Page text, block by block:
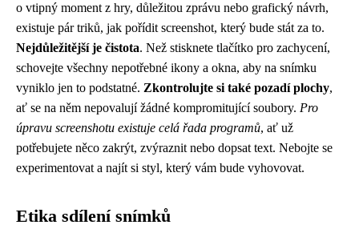
o vtipný moment z hry, důležitou zprávu nebo grafický návrh,
existuje pár triků, jak pořídit screenshot, který bude stát za to.
Nejdůležitější je čistota. Než stisknete tlačítko pro zachycení,
schovejte všechny nepotřebné ikony a okna, aby na snímku
vyniklo jen to podstatné. Zkontrolujte si také pozadí plochy,
ať se na něm nepovalují žádné kompromitující soubory. Pro
úpravu screenshotu existuje celá řada programů, ať už
potřebujete něco zakrýt, zvýraznit nebo dopsat text. Nebojte se
experimentovat a najít si styl, který vám bude vyhovovat.
Etika sdílení snímků